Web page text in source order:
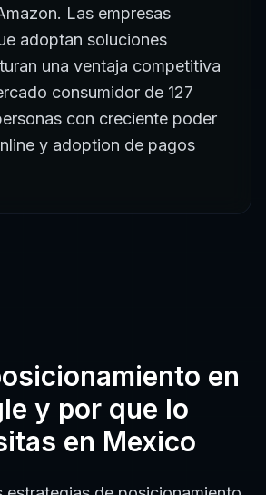
Las empresas
adoptan soluciones
una ventaja competitiva
consumidor de 127
con creciente poder
y adoption de pagos
en
y por que lo
en Mexico